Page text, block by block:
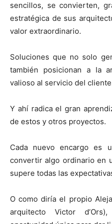
sencillos, se convierten,
estratégica de sus
valor extraordinario.
Soluciones que no solo
también posicionan a la
valioso al servicio del
Y ahí radica el gran
de estos y otros proyectos.
Cada nuevo encargo es
convertir algo ordinario en
supere todas las
O como diría el propio
arquitecto Victor